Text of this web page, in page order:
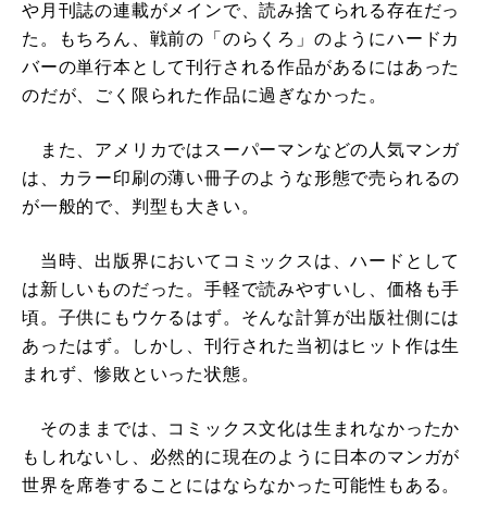
や月刊誌の連載がメインで、読み捨てられる存在だっ
た。もちろん、戦前の「のらくろ」のようにハードカ
バーの単行本として刊行される作品があるにはあった
のだが、ごく限られた作品に過ぎなかった。
また、アメリカではスーパーマンなどの人気マンガ
は、カラー印刷の薄い冊子のような形態で売られるの
が一般的で、判型も大きい。
当時、出版界においてコミックスは、ハードとして
は新しいものだった。手軽で読みやすいし、価格も手
頃。子供にもウケるはず。そんな計算が出版社側には
あったはず。しかし、刊行された当初はヒット作は生
まれず、惨敗といった状態。
そのままでは、コミックス文化は生まれなかったか
もしれないし、必然的に現在のように日本のマンガが
世界を席巻することにはならなかった可能性もある。